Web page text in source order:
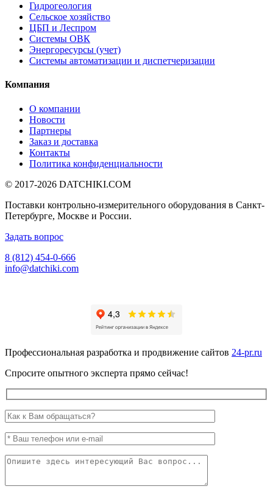
Гидрогеология
Сельское хозяйство
ЦБП и Леспром
Системы ОВК
Энергоресурсы (учет)
Системы автоматизации и диспетчеризации
Компания
О компании
Новости
Партнеры
Заказ и доставка
Контакты
Политика конфиденциальности
© 2017-2026 DATCHIKI.COM
Поставки контрольно-измерительного оборудования в Санкт-
Петербурге, Москве и России.
Задать вопрос
8 (812) 454-0-666
info@datchiki.com
Профессиональная разработка и продвижение сайтов 24-pr.ru
Спросите опытного эксперта прямо сейчас!